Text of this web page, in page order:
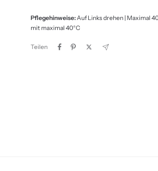
Pflegehinweise:Auf Links drehen | Maximal
mit maximal 40°C
Teilen